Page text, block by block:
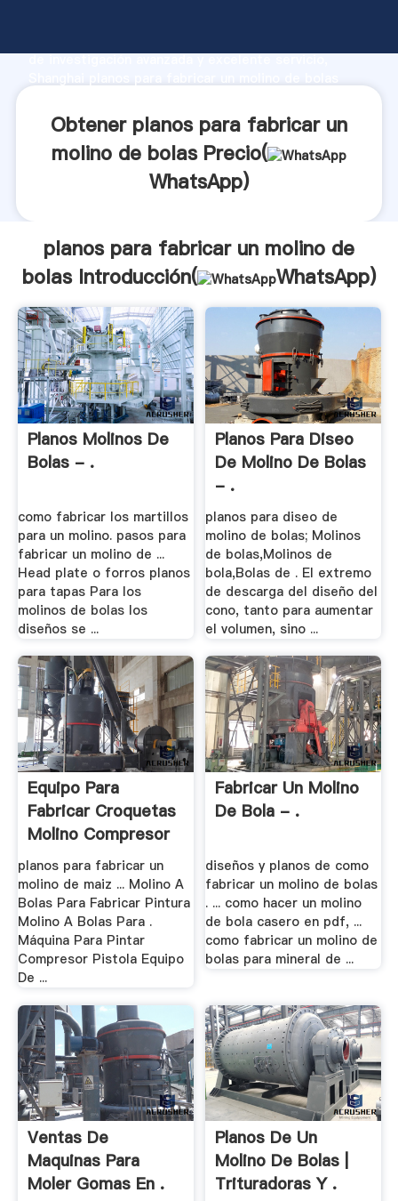
de investigación avanzada y excelente servicio,
clientes.
Obtener planos para fabricar un
molino de bolas Precio(
WhatsApp)
planos para fabricar un molino de
bolas Introducción(
WhatsApp)
Planos Molinos De
Bolas - .
como fabricar los martillos
para un molino. pasos para
fabricar un molino de ...
Head plate o forros planos
para tapas Para los
molinos de bolas los
diseños se ...
Planos Para Diseo
De Molino De Bolas
- .
planos para diseo de
molino de bolas; Molinos
de bolas,Molinos de
bola,Bolas de . El extremo
de descarga del diseño del
cono, tanto para aumentar
el volumen, sino ...
Equipo Para
Fabricar Croquetas
Molino Compresor
...
planos para fabricar un
molino de maiz ... Molino A
Bolas Para Fabricar Pintura
Molino A Bolas Para .
Máquina Para Pintar
Compresor Pistola Equipo
De ...
Fabricar Un Molino
De Bola - .
diseños y planos de como
fabricar un molino de bolas
. ... como hacer un molino
de bola casero en pdf, ...
como fabricar un molino de
bolas para mineral de ...
Ventas De
Maquinas Para
Moler Gomas En .
Planos De Un
Molino De Bolas |
Trituradoras Y .